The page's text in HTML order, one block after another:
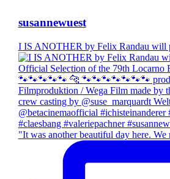
susannewuest
I IS ANOTHER by Felix Randau will
"It was another beautiful day here. We